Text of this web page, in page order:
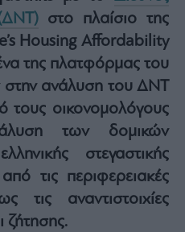
στο πλαίσιο της
Housing Affordability
της πλατφόρμας του
ανάλυση του ΔΝΤ
τους οικονομολόγους
των δομικών
στεγαστικής
τις περιφερειακές
τις αναντιστοιχίες
ζήτησης.